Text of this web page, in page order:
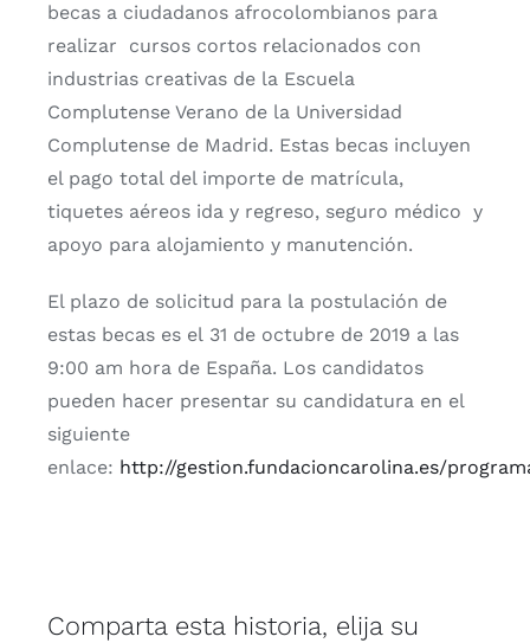
becas a ciudadanos afrocolombianos para
realizar cursos cortos relacionados con
industrias creativas de la Escuela
Complutense Verano de la Universidad
Complutense de Madrid. Estas becas incluyen
el pago total del importe de matrícula,
tiquetes aéreos ida y regreso, seguro médico y
apoyo para alojamiento y manutención.
El plazo de solicitud para la postulación de
estas becas es el 31 de octubre de 2019 a las
9:00 am hora de España. Los candidatos
pueden hacer presentar su candidatura en el
siguiente
enlace: http://gestion.fundacioncarolina.es/
Comparta esta historia, elija su